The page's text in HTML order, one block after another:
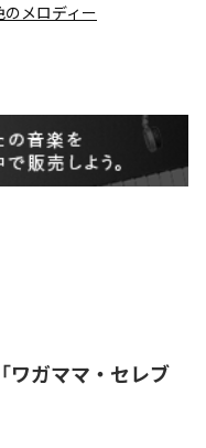
のメロディー
ワガママ・セレブ